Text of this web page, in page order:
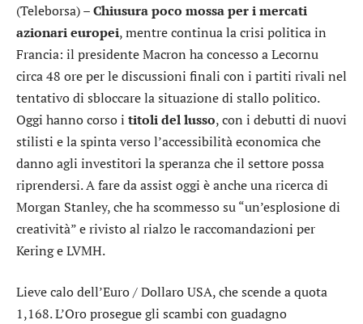
(Teleborsa) –Chiusura poco mossa per i mercati
azionari europei, mentre continua la crisi politica in
Francia: il presidente Macron ha concesso a Lecornu
circa 48 ore per le discussioni finali con i partiti rivali nel
tentativo di sbloccare la situazione di stallo politico.
Oggi hanno corso i titoli del lusso, con i debutti di nuovi
stilisti e la spinta verso l’accessibilità economica che
danno agli investitori la speranza che il settore possa
riprendersi. A fare da assist oggi è anche una ricerca di
Morgan Stanley, che ha scommesso su “un’esplosione di
creatività” e rivisto al rialzo le raccomandazioni per
KeringeLVMH.
Lieve calo dell’Euro / Dollaro USA, che scende a quota
1,168. L’Oroprosegue gli scambi con guadagno